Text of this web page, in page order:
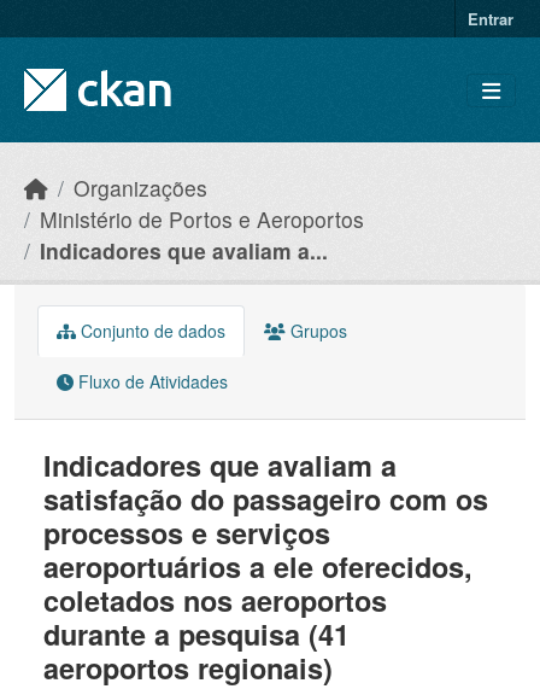
Entrar
Organizações
Ministério de Portos e Aeroportos
Indicadores que avaliam a...
Conjunto de dados Grupos
Fluxo de Atividades
Indicadores que avaliam a
satisfação do passageiro com os
processos e serviços
aeroportuários a ele oferecidos,
coletados nos aeroportos
durante a pesquisa (41
aeroportos regionais)